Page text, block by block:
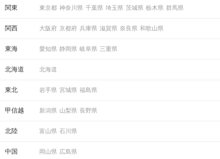
関東 東京都 神奈川県 千葉県 埼玉県 茨城県 栃木県 群馬県
関西 大阪府 京都府 兵庫県 滋賀県 奈良県 和歌山県
東海 愛知県 静岡県 岐阜県 三重県
北海道 北海道
東北 岩手県 宮城県 福島県
甲信越 新潟県 山梨県 長野県
北陸 富山県 石川県
中国 岡山県 広島県